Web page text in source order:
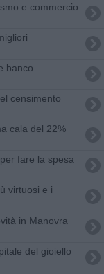
e commercio
banco
censimento
cala del 22%
fare la spesa
virtuosi e i
in Manovra
del gioiello